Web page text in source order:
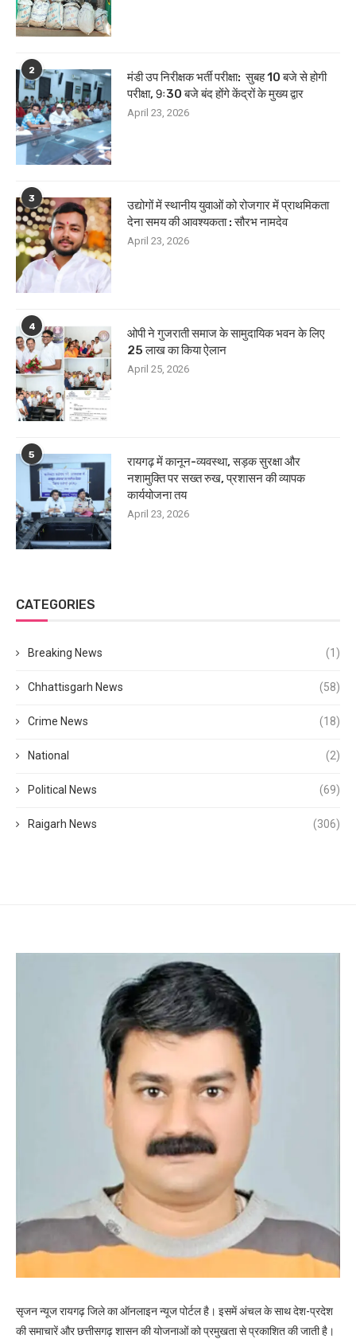
2
मंडी उप निरीक्षक भर्ती परीक्षा: सुबह 10 बजे से होगी
परीक्षा, 9ः30 बजे बंद होंगे केंद्रों के मुख्य द्वार
April 23, 2026
3
उद्योगों में स्थानीय युवाओं को रोजगार में प्राथमिकता
देना समय की आवश्यकता : सौरभ नामदेव
April 23, 2026
4
ओपी ने गुजराती समाज के सामुदायिक भवन के लिए
25 लाख का किया ऐलान
April 25, 2026
5
रायगढ़ में कानून-व्यवस्था, सड़क सुरक्षा और
नशामुक्ति पर सख्त रुख, प्रशासन की व्यापक
कार्ययोजना तय
April 23, 2026
CATEGORIES
Breaking News (1)
Chhattisgarh News (58)
Crime News (18)
National (2)
Political News (69)
Raigarh News (306)
सृजन न्यूज रायगढ़ जिले का ऑनलाइन न्यूज पोर्टल है। इसमें अंचल के साथ देश-प्रदेश
की समाचारें और छत्तीसगढ़ शासन की योजनाओं को प्रमुखता से प्रकाशित की जाती है।